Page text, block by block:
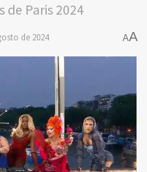
de Paris 2024
de 2024 AA